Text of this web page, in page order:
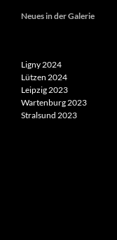
Neues in der Galerie
Ligny 2024
Lützen 2024
Leipzig 2023
Wartenburg 2023
Stralsund 2023